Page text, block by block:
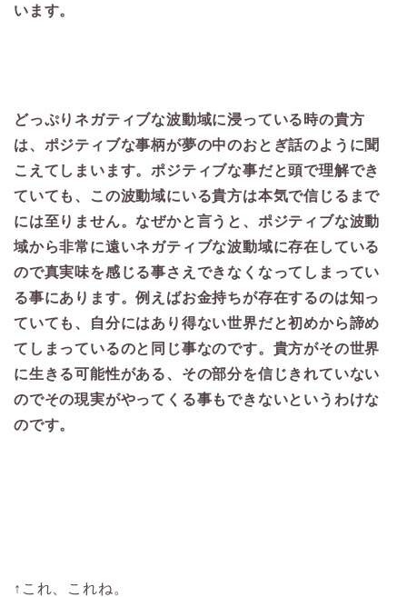
います。
どっぷりネガティブな波動域に浸っている時の貴方
は、ポジティブな事柄が夢の中のおとぎ話のように聞
こえてしまいます。ポジティブな事だと頭で理解でき
ていても、この波動域にいる貴方は本気で信じるまで
には至りません。なぜかと言うと、ポジティブな波動
域から非常に遠いネガティブな波動域に存在している
ので真実味を感じる事さえできなくなってしまってい
る事にあります。例えばお金持ちが存在するのは知っ
ていても、自分にはあり得ない世界だと初めから諦め
てしまっているのと同じ事なのです。貴方がその世界
に生きる可能性がある、その部分を信じきれていない
のでその現実がやってくる事もできないというわけな
のです。
↑これ、これね。